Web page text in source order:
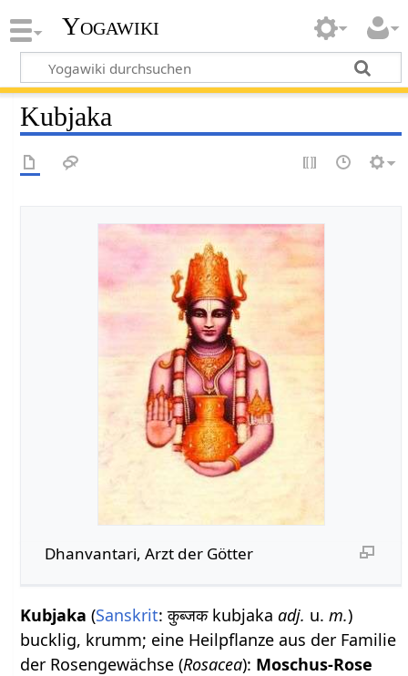
Yogawiki
Kubjaka
Dhanvantari, Arzt der Götter
Kubjaka (Sanskrit: कुब्जक kubjakaadj. u.m.)
bucklig, krumm; eine Heilpflanze aus der Familie
der Rosengewächse (Rosacea): Moschus-Rose